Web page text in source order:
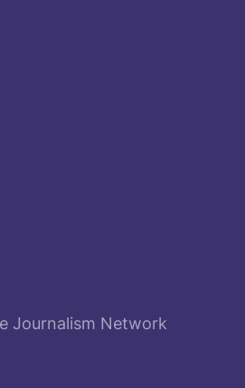
Journalism Network